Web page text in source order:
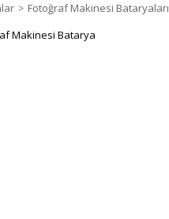
Fotoğraf Makinesi Bataryaları